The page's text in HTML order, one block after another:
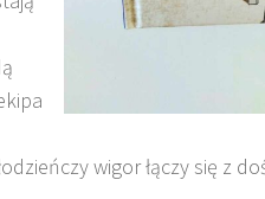
wigor łączy się z